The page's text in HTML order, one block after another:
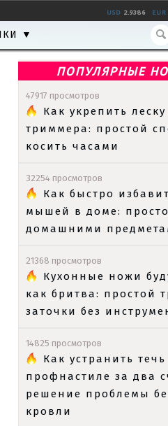
USD 2.9386 EUR
▼
ПОПУЛЯРНЫЕ
47917 просмотров
Как укрепить леску
триммера: простой
косить часами
32254 просмотров
Как быстро
мышей в доме:
домашними
21368 просмотров
Кухонные ножи
как бритва: простой
заточки без
14825 просмотров
Как устранить
профнастиле за два
решение проблемы
кровли